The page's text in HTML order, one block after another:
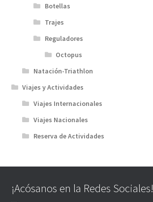
Botellas
Trajes
Reguladores
Octopus
Natación-Triathlon
Viajes y Actividades
Viajes Internacionales
Viajes Nacionales
Reserva de Actividades
¡Acósanos en la Redes Sociales!